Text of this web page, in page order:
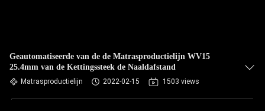
Geautomatiseerde van de de Matrasproductielijn WV15
25.4mm van de Kettingssteek de Naaldafstand
Matrasproductielijn 2022-02-15 1503 views